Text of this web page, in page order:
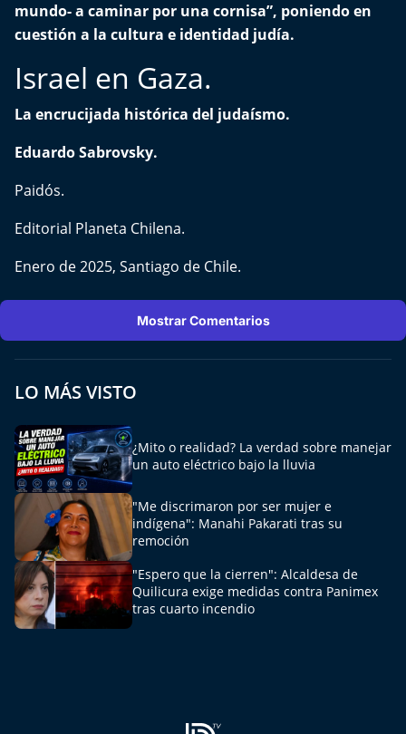
Reto Inmobiliario
Punto de Encuentro
Yo invito
mundo- a caminar por una cornisa”, poniendo en
cuestión a la cultura e identidad judía.
Israel en Gaza.
La encrucijada histórica del judaísmo.
Eduardo Sabrovsky.
Paidós.
Editorial Planeta Chilena.
Enero de 2025, Santiago de Chile.
Mostrar Comentarios
LO MÁS VISTO
¿Mito o realidad? La verdad sobre manejar
un auto eléctrico bajo la lluvia
"Me discrimaron por ser mujer e
indígena": Manahi Pakarati tras su
remoción
"Espero que la cierren": Alcaldesa de
Quilicura exige medidas contra Panimex
tras cuarto incendio